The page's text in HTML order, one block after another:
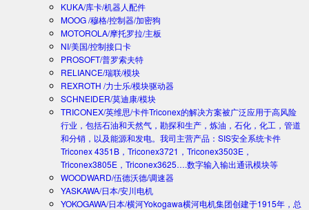
KUKA/库卡/机器人配件
MOOG /穆格/控制器/加密狗
MOTOROLA/摩托罗拉/主板
NI/美国/控制接口卡
PROSOFT/普罗索夫特
RELIANCE/瑞联/模块
REXROTH /力士乐/模块驱动器
SCHNEIDER/莫迪康/模块
TRICONEX/英维思/卡件Triconex的解决方案被广泛应用于高风险
行业，包括石油和天然气，勘探和生产，炼油，石化，化工，管道
和分销，以及能源和发电。我司主营产品：SIS安全系统卡件
Triconex 4351B，Triconex3721，Triconex3503E，
Triconex3805E，Triconex3625….数字输入输出通讯模块等
WOODWARD/伍德沃德/调速器
YASKAWA/日本/安川电机
YOKOGAWA/日本/横河Yokogawa横河电机集团创建于1915年，总